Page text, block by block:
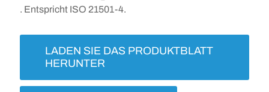
. Entspricht ISO 21501-4.
LADEN SIE DAS PRODUKTBLATT
HERUNTER